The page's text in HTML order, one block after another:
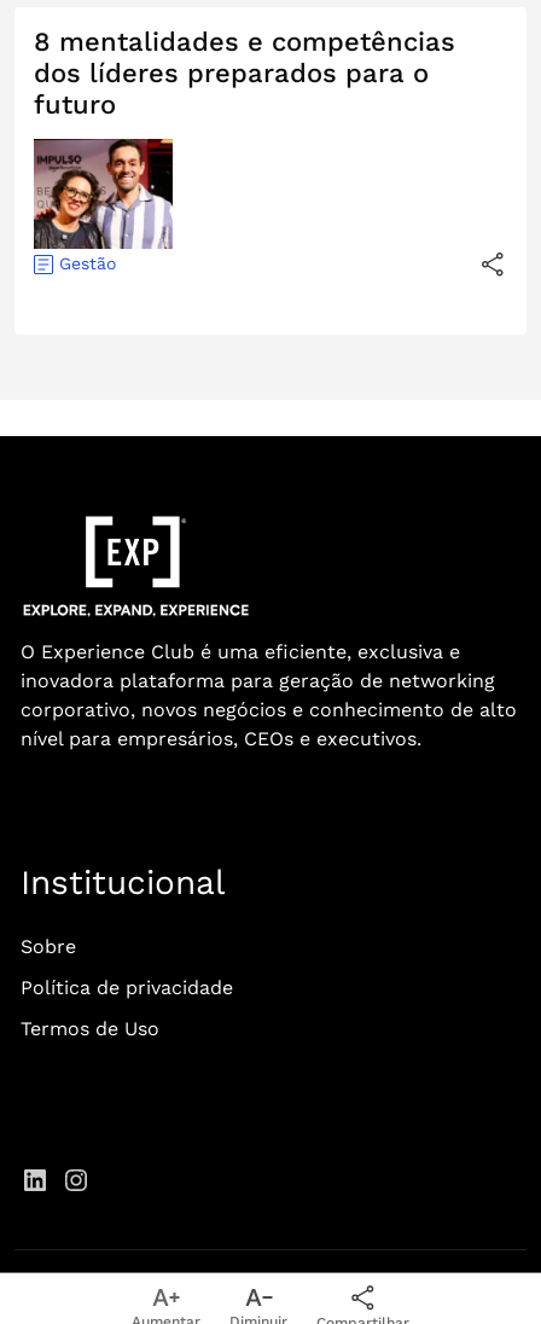
8 mentalidades e competências
dos líderes preparados para o
futuro
Gestão
O Experience Club é uma eficiente, exclusiva e
inovadora plataforma para geração de networking
corporativo, novos negócios e conhecimento de alto
nível para empresários, CEOs e executivos.
Institucional
Sobre
Política de privacidade
Termos de Uso
Copyright 2026 • EXP - Experience Club - Todos os direitos Reservados